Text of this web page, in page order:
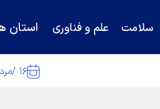
سلامت علم و فناوری استان
۱۶ /مرداد /۱۴۰۵